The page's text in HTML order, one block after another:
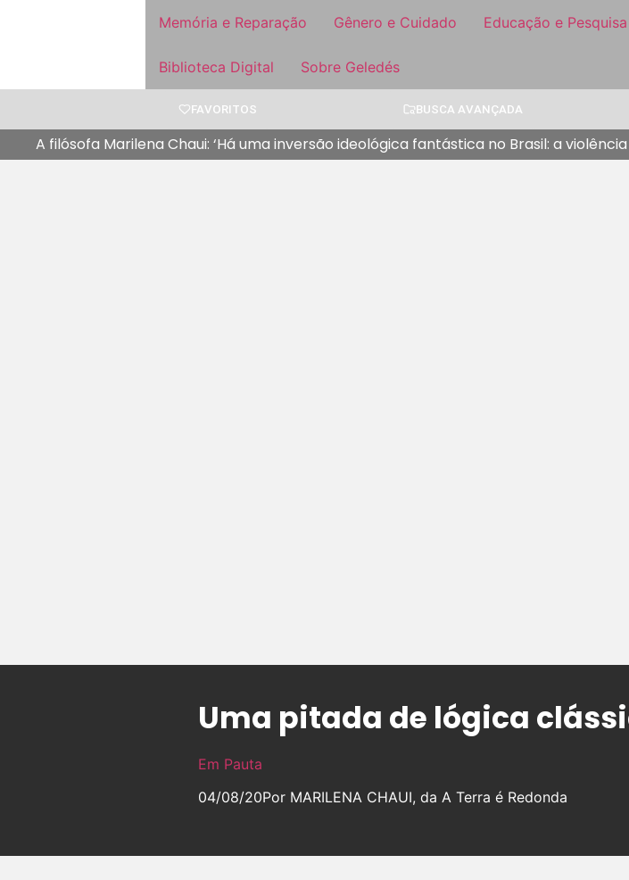
Memória e Reparação Gênero e Cuidado Educação e Pesquisa
Biblioteca Digital Sobre Geledés
FAVORITOS BUSCA AVANÇADA
A filósofa Marilena Chaui: ‘Há uma inversão ideológica fantástica no Brasil: a
Uma pitada de lógica
Em Pauta
04/08/20Por MARILENA CHAUI, da A Terra é Redonda